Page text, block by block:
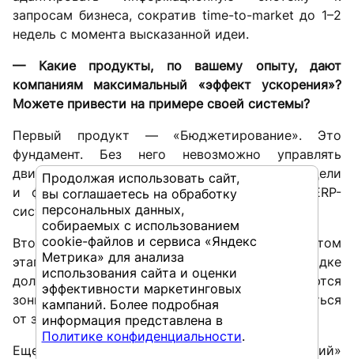
запросам бизнеса, сократив time-to-market до 1–2
недель с момента высказанной идеи.
— Какие продукты, по вашему опыту, дают
компаниям максимальный «эффект ускорения»?
Можете привести на примере своей системы?
Первый продукт — «Бюджетирование». Это
фундамент. Без него невозможно управлять
движением компании: сначала мы фиксируем цели
и формируем бюджет, а после — через ERP-
системы собираем фактические данные.
Второй — «Планирование производства». На этом
этапе становится ясно, как и в каком порядке
должны выполняться заказы, а также выявляются
зоны, где структура затрат начинает отклоняться
от запланированной.
Еще один — «Единый центр принятия решений»
Продолжая использовать сайт,
вы соглашаетесь на обработку
персональных данных,
собираемых с использованием
cookie-файлов и сервиса «Яндекс
Метрика» для анализа
использования сайта и оценки
эффективности маркетинговых
кампаний. Более подробная
информация представлена в
Политике конфиденциальности.